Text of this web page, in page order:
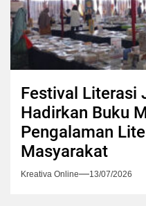
Festival Literasi
Hadirkan Buku
Pengalaman
Masyarakat
Kreativa Online 13/07/2026